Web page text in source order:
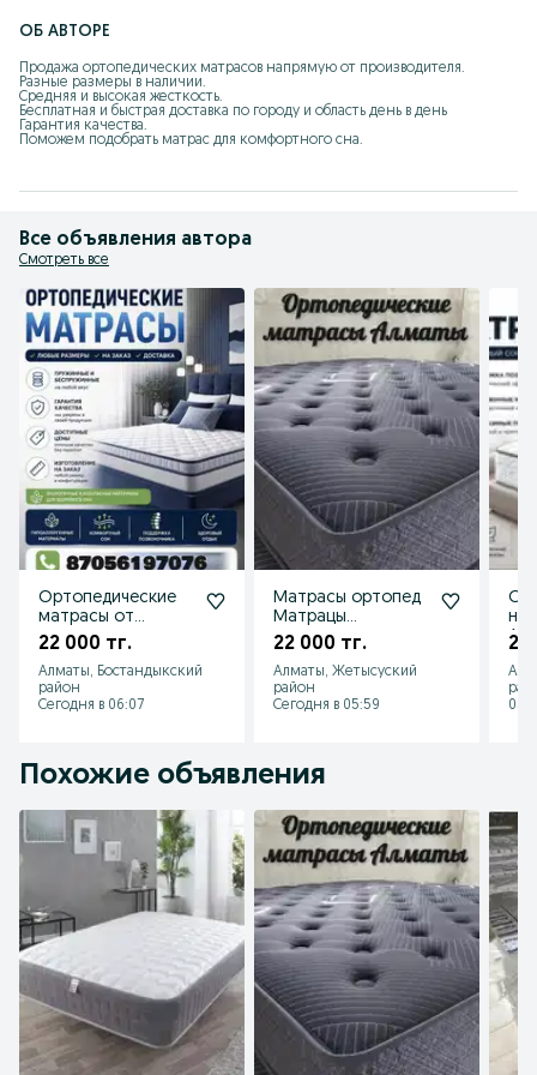
ОБ АВТОРЕ
Продажа ортопедических матрасов напрямую от производителя.
Разные размеры в наличии.
Средняя и высокая жесткость.
Бесплатная и быстрая доставка по городу и область день в день
Гарантия качества.
Поможем подобрать матрас для комфортного сна.
Все объявления автора
Смотреть все
Ортопедические
матрасы от
производителя
22 000 тг.
Алматы, Бостандыкский
район
Сегодня в 06:07
Матрасы ортопед
Матрацы
двуспальные со
склада Алматы
Акция
22 000 тг.
Алматы, Жетысуский
район
Сегодня в 05:59
22
05
Похожие объявления